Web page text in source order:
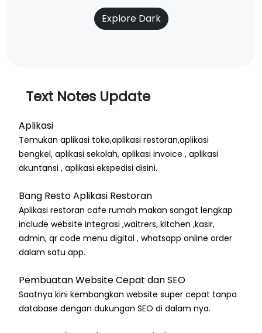
Explore Dark
Text Notes Update
Aplikasi
Temukan aplikasi toko,aplikasi restoran,aplikasi
bengkel, aplikasi sekolah, aplikasi invoice , aplikasi
akuntansi , aplikasi ekspedisi disini.
Bang Resto Aplikasi Restoran
Aplikasi restoran cafe rumah makan sangat lengkap
include website integrasi ,waitrers, kitchen ,kasir,
admin, qr code menu digital , whatsapp online order
dalam satu app.
Pembuatan Website Cepat dan SEO
Saatnya kini kembangkan website super cepat tanpa
database dengan dukungan SEO di dalam nya.